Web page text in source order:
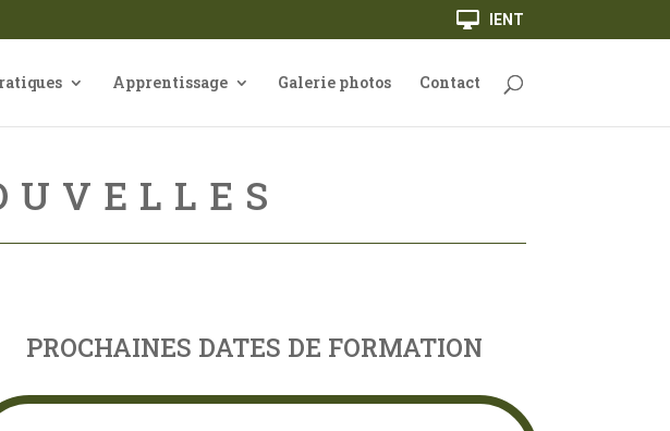
IENT
Apprentissage Galerie photos Contact
PROCHAINES DATES DE FORMATION